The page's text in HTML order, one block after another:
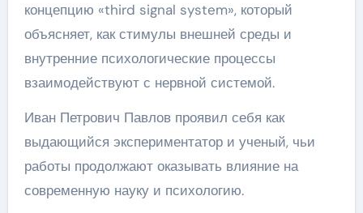
концепцию «third signal system», который
объясняет, как стимулы внешней среды и
внутренние психологические процессы
взаимодействуют с нервной системой.
Иван Петрович Павлов проявил себя как
выдающийся экспериментатор и ученый, чьи
работы продолжают оказывать влияние на
современную науку и психологию.